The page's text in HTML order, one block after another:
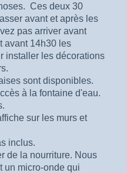
Ces deux 30
avant et après les
pas arriver avant
avant 14h30 les
installer les décorations
sont disponibles.
à la fontaine d'eau.
sur les murs et
inclus.
de la nourriture. Nous
un micro-onde qui